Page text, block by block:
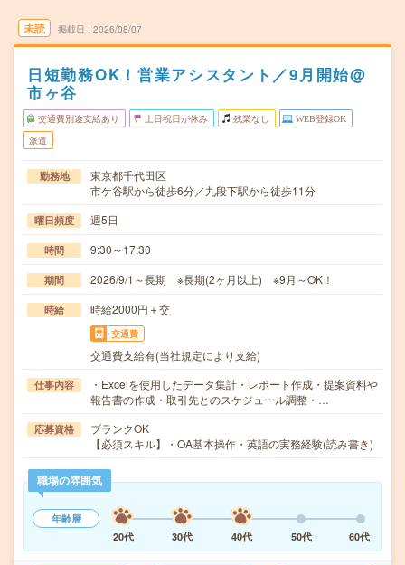
未読 掲載日 2026/08/07
日短勤務OK！営業アシスタント／9月開始@
市ヶ谷
交通費別途支給あり 土日祝日が休み 残業なし WEB登録OK
派遣
勤務地
東京都千代田区
市ケ谷駅から徒歩6分／九段下駅から徒歩11分
曜日頻度 週5日
時間 9:30～17:30
期間 2026/9/1～長期 ※長期(2ヶ月以上) ※9月～OK！
時給 時給2000円＋交
交通費
交通費支給有(当社規定により支給)
仕事内容
・Excelを使用したデータ集計・レポート作成・提案資料や
報告書の作成・取引先とのスケジュール調整・…
応募資格
ブランクOK
【必須スキル】・OA基本操作・英語の実務経験(読み書き)
職場の雰囲気
年齢層
20代
30代 40代 50代 60代